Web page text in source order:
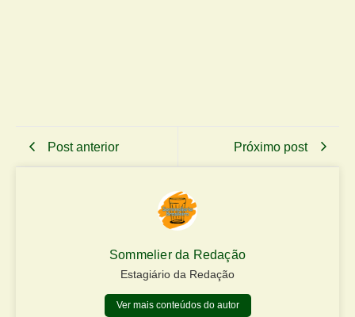
Post anterior Próximo post
Sommelier da Redação
Estagiário da Redação
Ver mais conteúdos do autor